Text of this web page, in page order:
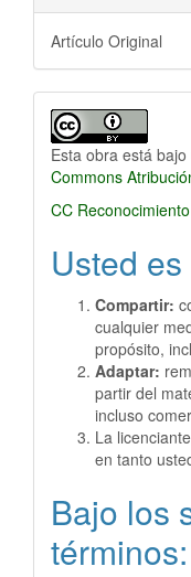
Artículo Original
Esta obra está
Commons
CC
Usted
Compartir:
cualquier
propósito,
Adaptar:
partir del
incluso
La
en tanto
Bajo los
términos: